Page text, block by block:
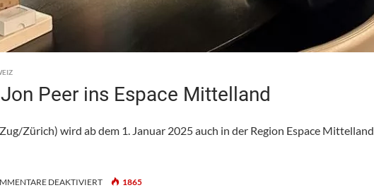
Peer ins Espace Mittelland
Zürich) wird ab dem 1. Januar 2025 auch in der Region Espace Mittelland
DEAKTIVIERTFÜR 1865